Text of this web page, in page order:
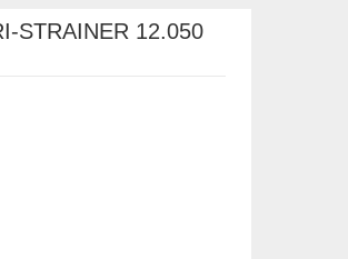
STRAINER 12.050